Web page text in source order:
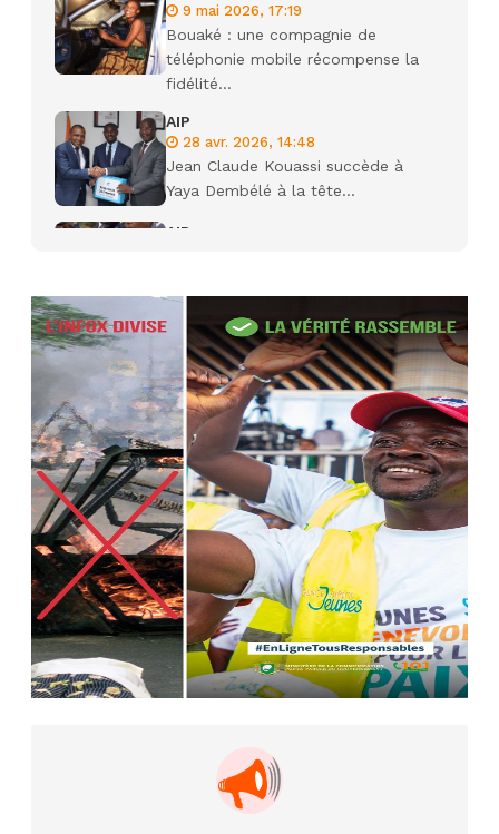
9 mai 2026, 17:19
Bouaké : une compagnie de
téléphonie mobile récompense la
fidélité...
AIP
28 avr. 2026, 14:48
Jean Claude Kouassi succède à
Yaya Dembélé à la tête...
AIP
Camara tué lors d’attaques...
22 avr. 2026, 16:41
Des bureaux ravagés dans un
incendie survenu à la mairie...
AIP
10 avr. 2026, 09:48
Nommé Médiateur de la
République, Gaoussou Touré prend
officiellement fonction
AIP
13 mars 2026, 10:43
Nécrologie : décès de Guillaume
Houphouët-Boigny, fils du Père
fondateur...
12ᵉ Congrès ordinaire de l’UNJCI: la
campagne électorale reprend du...